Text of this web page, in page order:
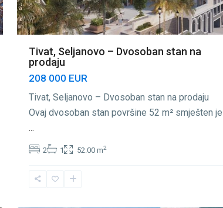
Tivat, Seljanovo – Dvosoban stan na
prodaju
208 000 EUR
Tivat, Seljanovo – Dvosoban stan na prodaju
Ovaj dvosoban stan površine 52 m² smješten je
...
2 1 52.00 m2
Seljanovo
,